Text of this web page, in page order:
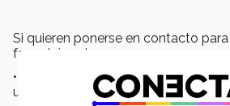
Si quieren ponerse en contacto
favor háganlo:
• A través de
Bienestar y
unidades de atención médica en